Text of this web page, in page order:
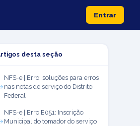
Entrar
desta seção
NFS-e | Erro: soluções para erros
nas notas de serviço do Distrito
Federal
NFS-e | Erro E051: Inscrição
Municipal do tomador do serviço